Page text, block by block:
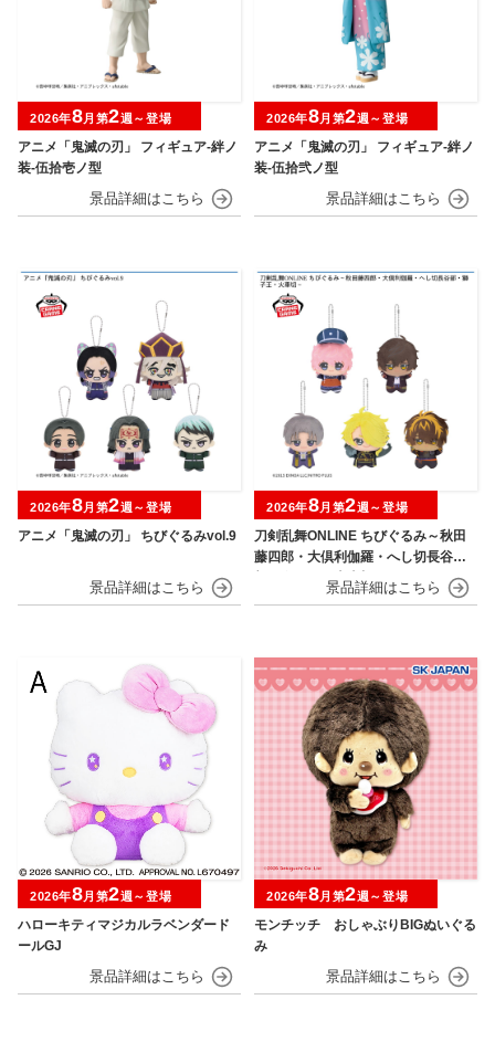
アニメ「鬼滅の刃」 フィギュア-絆ノ
装-伍拾壱ノ型
2026年8月第2週～登場
アニメ「鬼滅の刃」 フィギュア-絆ノ
装-伍拾弐ノ型
2026年8月第2週～登場
アニメ「鬼滅の刃」 ちびぐるみvol.9
2026年8月第2週～登場
刀剣乱舞ONLINE ちびぐるみ～秋田
藤四郎・大倶利伽羅・へし切長谷
部・獅子王・火車切～
2026年8月第2週～登場
ハローキティマジカルラベンダード
ールGJ
2026年8月第2週～登場
モンチッチ おしゃぶりBIGぬいぐる
み
2026年8月第2週～登場